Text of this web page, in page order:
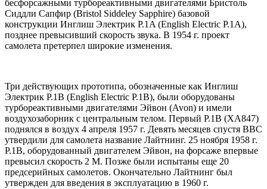
бесфорсажными турбореактивными двигателями Бристоль
Сиддли Сапфир (Bristol Siddeley Sapphire) базовой
конструкции Инглиш Электрик P.1A (English Electric P.1A),
позднее превысивший скорость звука. В 1954 г. проект
самолета претерпел широкие изменения.
Три действующих прототипа, обозначенные как Инглиш
Электрик P.1B (English Electric P.1B), были оборудованы
турбореактивными двигателями Эйвон (Avon) и имели
воздухозаборник с центральным телом. Первый P.1B (XA847)
поднялся в воздух 4 апреля 1957 г. Девять месяцев спустя ВВС
утвердили для самолета название Лайтнинг. 25 ноября 1958 г.
P.1B, оборудованный двигателем Эйвон, на форсаже впервые
превысил скорость 2 М. Позже были испытаны еще 20
предсерийных самолетов. Окончательно Лайтнинг был
утвержден для введения в эксплуатацию в 1960 г.